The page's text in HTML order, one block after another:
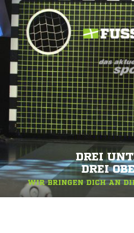
DREI
DREI
WIR BRINGEN DICH AN